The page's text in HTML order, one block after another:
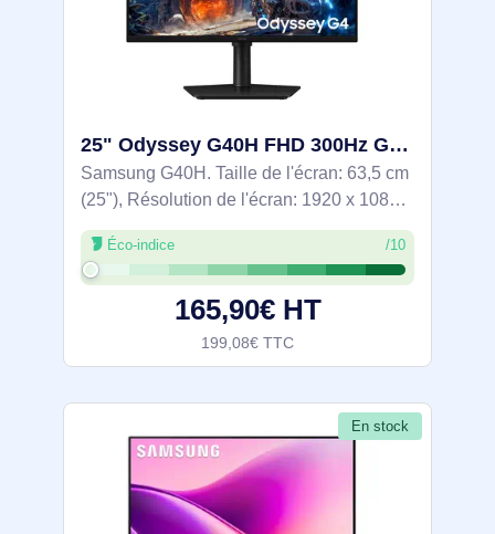
25" Odyssey G40H FHD 300Hz Gaming Monitor - LS25HG402EUXEN
Samsung G40H. Taille de l'écran: 63,5 cm
(25"), Résolution de l'écran: 1920 x 1080
pixels, Type HD: Full HD, Technologie
d'affichage: LCD, Temps de réponse: 1
ms, Format d'image: 16:9, Angle de
Éco-indice /10
165,90€ HT
199,08€ TTC
En stock